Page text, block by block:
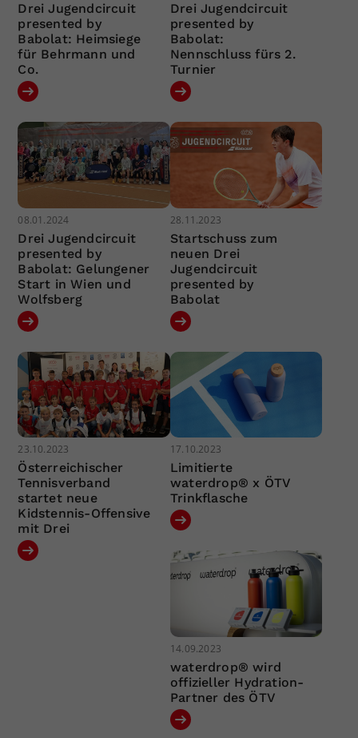
Drei Jugendcircuit
presented by
Babolat: Heimsiege
für Behrmann und
Co.
Drei Jugendcircuit
presented by
Babolat:
Nennschluss fürs 2.
Turnier
08.01.2024
Drei Jugendcircuit
presented by
Babolat: Gelungener
Start in Wien und
Wolfsberg
28.11.2023
Startschuss zum
neuen Drei
Jugendcircuit
presented by
Babolat
23.10.2023
Österreichischer
Tennisverband
startet neue
Kidstennis-Offensive
mit Drei
17.10.2023
Limitierte
waterdrop® x ÖTV
Trinkflasche
14.09.2023
waterdrop® wird
offizieller Hydration-
Partner des ÖTV